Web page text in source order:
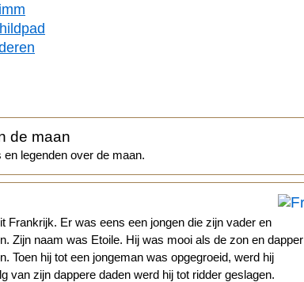
de maan
legenden over de maan.
Frankrijk. Er was eens een jongen die zijn vader en
Zijn naam was Etoile. Hij was mooi als de zon en dapper
Toen hij tot een jongeman was opgegroeid, werd hij
van zijn dappere daden werd hij tot ridder geslagen.